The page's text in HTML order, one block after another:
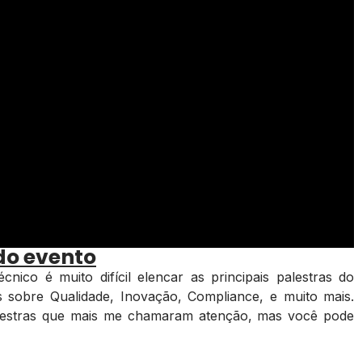
evento
é muito difícil elencar as principais palestras do
Qualidade, Inovação, Compliance, e muito mais.
que mais me chamaram atenção, mas você pode